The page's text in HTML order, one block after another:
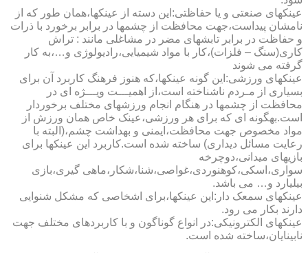
عینکهای صنعتی و یا حفاظتی:این دسته از عینکها،همان طور که از
نامشان پیداست،جهت محافظت از چشمها در برابر برخورد با ذرات
و حفاظت در برابر تابشهای مضر در مشاغلی مانند : تراش
کاری(سنگ – فلزات)،کار با مواد شیمیایی،رادیولوژی و…،به کار
گرفته می شوند
عینکهای ورزشی:این گونه عینکها،که هنوز فرهنگ کاربرد آن برای
بسیاری از مـردم ناشناخته است،از اهمیـــت ویـــژه ای در
محافظت از چشمها در هنگام انجام ورزشهای مختلف برخوردار
است.به­گونه ای که برای هر ورزشی،عینک خاص همان ورزش از
مواد مخصوص جهت محافظت،ایمنی و بهداشت چشم،(البته با
رعایت مسائل دیداری) ساخته شده است.کاربرد این عینکها برای
بازیهای میدانی،دوچرخه
سواری،اسکی،کوهنوردی،غواصی،شنا،شکار،ماهی گیری،بازی
بیلیارد و… می باشد.
عینکهای سمعک دار:این عینکها،برای اشخاصی که مشکل شنوایی
دارند بکار می رود.
عینکهای الکترونیکی:در انواع گوناگون و با کاربردهای مختلف جهت
نابینایان،ساخته شده است.